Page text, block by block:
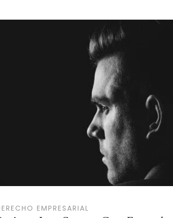
Health Law Success Case Example
LEY DE ACCIDENTES Y LESIONES